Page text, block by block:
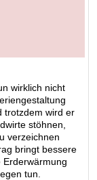
wirklich nicht
trotzdem wird er
stöhnen,
verzeichnen
bringt bessere
Erderwärmung
tun.